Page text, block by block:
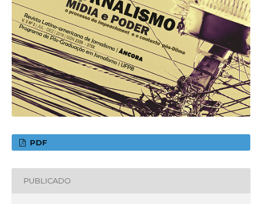
PDF
PUBLICADO